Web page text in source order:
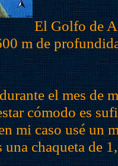
El Golfo de
m de
el mes de
cómodo es
mi caso usé un
chaqueta de